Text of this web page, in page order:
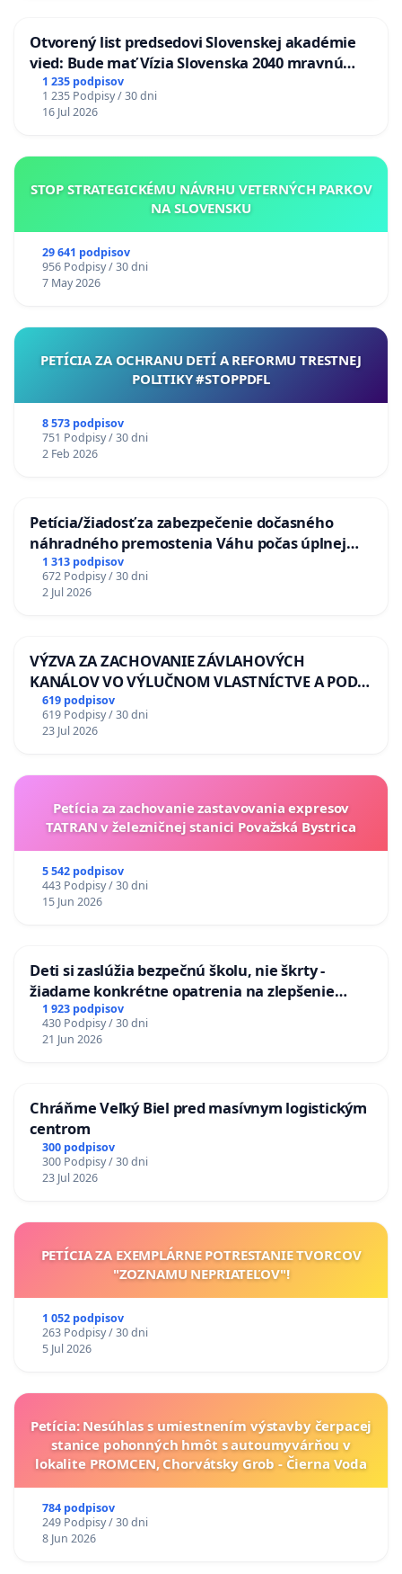
Otvorený list predsedovi Slovenskej akadémie
vied: Bude mať Vízia Slovenska 2040 mravnú
chrbticu?
1 235 podpisov
1 235 Podpisy / 30 dni
16 Jul 2026
STOP STRATEGICKÉMU NÁVRHU VETERNÝCH PARKOV
NA SLOVENSKU
29 641 podpisov
956 Podpisy / 30 dni
7 May 2026
PETÍCIA ZA OCHRANU DETÍ A REFORMU TRESTNEJ
POLITIKY #STOPPDFL
8 573 podpisov
751 Podpisy / 30 dni
2 Feb 2026
Petícia/žiadosť za zabezpečenie dočasného
náhradného premostenia Váhu počas úplnej
uzávery Vážskeho mosta v Komárne
1 313 podpisov
672 Podpisy / 30 dni
2 Jul 2026
VÝZVA ZA ZACHOVANIE ZÁVLAHOVÝCH
KANÁLOV VO VÝLUČNOM VLASTNÍCTVE A POD
KONTROLOU SLOVENSKEJ REPUBLIKY & žiadosť
na riešenie zanedbaného stavu závlahových a
odvodňovacích kanálov na Slovensku
619 podpisov
619 Podpisy / 30 dni
23 Jul 2026
Petícia za zachovanie zastavovania expresov
TATRAN v železničnej stanici Považská Bystrica
5 542 podpisov
443 Podpisy / 30 dni
15 Jun 2026
Deti si zaslúžia bezpečnú školu, nie škrty -
žiadame konkrétne opatrenia na zlepšenie
situácie v školstve
1 923 podpisov
430 Podpisy / 30 dni
21 Jun 2026
Chráňme Veľký Biel pred masívnym logistickým
centrom
300 podpisov
300 Podpisy / 30 dni
23 Jul 2026
PETÍCIA ZA EXEMPLÁRNE POTRESTANIE TVORCOV
"ZOZNAMU NEPRIATEĽOV"!
1 052 podpisov
263 Podpisy / 30 dni
5 Jul 2026
Petícia: Nesúhlas s umiestnením výstavby čerpacej
stanice pohonných hmôt s autoumyvárňou v
lokalite PROMCEN, Chorvátsky Grob - Čierna Voda
784 podpisov
249 Podpisy / 30 dni
8 Jun 2026